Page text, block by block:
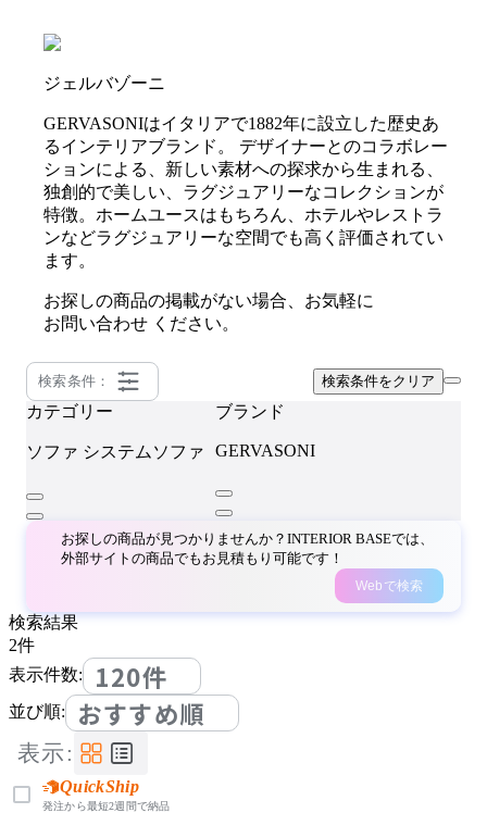
ジェルバゾーニ
GERVASONIはイタリアで1882年に設立した歴史あ
るインテリアブランド。 デザイナーとのコラボレー
ションによる、新しい素材への探求から生まれる、
独創的で美しい、ラグジュアリーなコレクションが
特徴。ホームユースはもちろん、ホテルやレストラ
ンなどラグジュアリーな空間でも高く評価されてい
ます。
お探しの商品の掲載がない場合、お気軽に
お問い合わせ ください。
検索条件： 検索条件をクリア
カテゴリー
ソファ システムソファ
ブランド
GERVASONI
お探しの商品が見つかりませんか？INTERIOR BASEでは、
外部サイトの商品でもお見積もり可能です！
Webで検索
検索結果
2件
表示件数:
120件
並び順: おすすめ順
表示:
QuickShip
発注から最短2週間で納品